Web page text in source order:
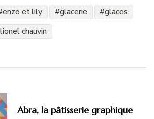
enzo et lily glacerie
glaces
lionel chauvin
Abra, la pâtisserie graphique